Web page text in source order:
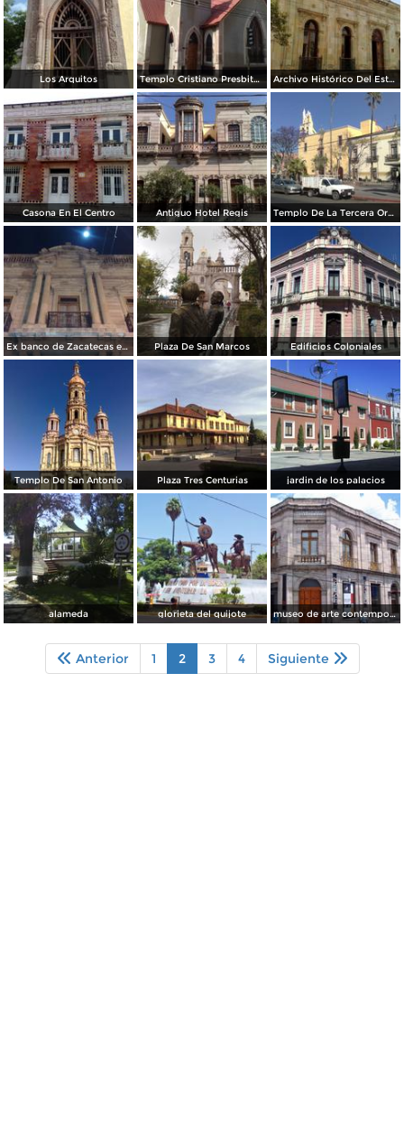
Los Arquitos Templo Cristiano Presbiteriano Archivo Histórico Del Estado
Casona En El Centro Antiguo Hotel Regis Templo De La Tercera Orden Y De San Diego
Ex banco de Zacatecas en el Centro Histórico Plaza De San Marcos Edificios Coloniales
Templo De San Antonio Plaza Tres Centurias jardin de los palacios
alameda glorieta del quijote museo de arte contemporaneo
Anterior 1 2 3 4 Siguiente